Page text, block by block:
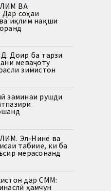
ВА
соҳаи
иқлим нақши
Доир ба тарзи
меваҷоту
зимистон
заминаи рушди
Эл-Нинё ва
табиие, ки ба
мерасонанд
дар СММ:
ҳамчун